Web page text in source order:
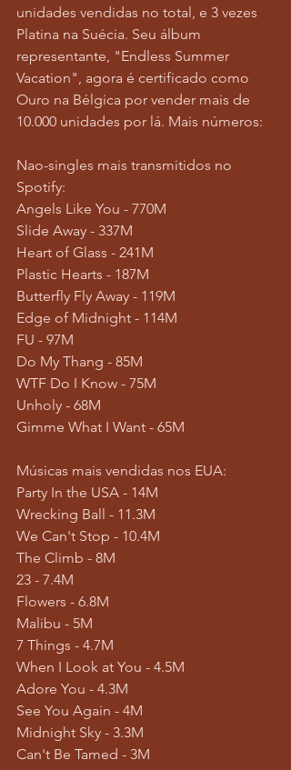
unidades vendidas no total, e 3 vezes
Platina na Suécia. Seu álbum
representante, "Endless Summer
Vacation", agora é certificado como
Ouro na Bélgica por vender mais de
10.000 unidades por lá. Mais números:
Nao-singles mais transmitidos no
Spotify:
Angels Like You - 770M
Slide Away - 337M
Heart of Glass - 241M
Plastic Hearts - 187M
Butterfly Fly Away - 119M
Edge of Midnight - 114M
FU - 97M
Do My Thang - 85M
WTF Do I Know - 75M
Unholy - 68M
Gimme What I Want - 65M
Músicas mais vendidas nos EUA:
Party In the USA - 14M
Wrecking Ball - 11.3M
We Can't Stop - 10.4M
The Climb - 8M
23 - 7.4M
Flowers - 6.8M
Malibu - 5M
7 Things - 4.7M
When I Look at You - 4.5M
Adore You - 4.3M
See You Again - 4M
Midnight Sky - 3.3M
Can't Be Tamed - 3M